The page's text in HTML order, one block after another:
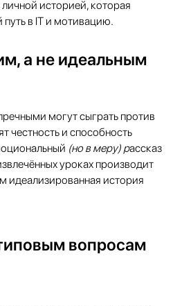
историей, которая
в IT и мотивацию.
а не идеальным
могут сыграть против
честность и способность
(но в меру) рассказ
уроках производит
идеализированная история
вопросам